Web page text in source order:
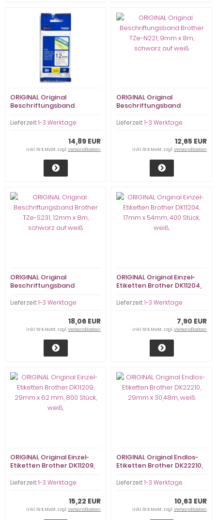
ORIGINAL Original
Beschriftungsband
8m, schwarz auf weiß
Lieferzeit:1-3 Werktage
14,89 EUR
inkl. 19 % MwSt. zzgl.Versandkosten
ORIGINAL Original
Beschriftungsband
8m, schwarz auf weiß
Lieferzeit:1-3 Werktage
12,65 EUR
inkl. 19 % MwSt. zzgl.Versandkosten
ORIGINAL Original
Beschriftungsband
8m, schwarz auf weiß
Lieferzeit:1-3 Werktage
18,06 EUR
inkl. 19 % MwSt. zzgl.Versandkosten
ORIGINAL Original Einzel-
Etiketten Brother DK11204,
weiß,
Lieferzeit:1-3 Werktage
7,90 EUR
inkl. 19 % MwSt. zzgl.Versandkosten
ORIGINAL Original Einzel-
Etiketten Brother DK11209,
weiß,
Lieferzeit:1-3 Werktage
15,22 EUR
inkl. 19 % MwSt. zzgl.Versandkosten
ORIGINAL Original Endlos-
Etiketten Brother DK22210,
Lieferzeit:1-3 Werktage
10,63 EUR
inkl. 19 % MwSt. zzgl.Versandkosten